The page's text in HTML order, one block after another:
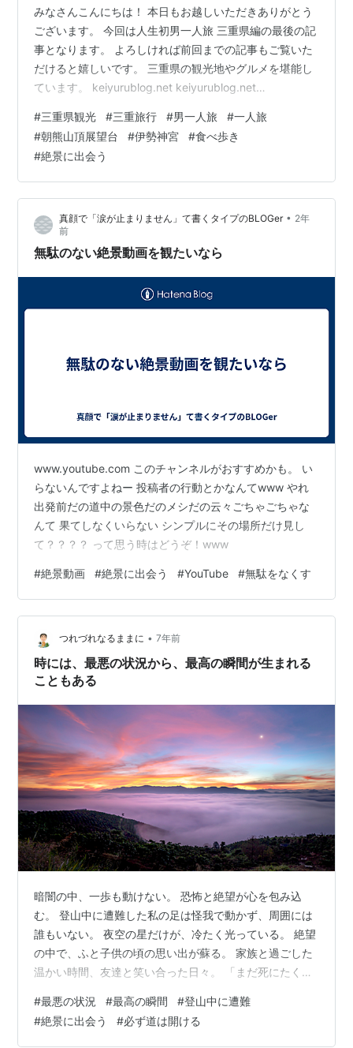
みなさんこんにちは！ 本日もお越しいただきありがとう
ございます。 今回は人生初男一人旅 三重県編の最後の記
事となります。 よろしければ前回までの記事もご覧いた
だけると嬉しいです。 三重県の観光地やグルメを堪能し
ています。 keiyurublog.net keiyurublog.net
に到着して、「へんば餅」を食べました。 今回は伊勢神
宮の参詣から初めていきます。 人生初の一人旅を最後の
最後まで堪能してきました。 ではでは、本日もどうぞお
付き合いください。 ＤＡＹ２ 14:00：伊勢神宮で参詣
15:00：おか…
#三重県観光 #三重旅行 #男一人旅 #一人旅
#朝熊山頂展望台 #伊勢神宮 #食べ歩き
#絶景に出会う
真顔で「涙が止まりません」て書くタイプのBLOGer • 2年
前
無駄のない絶景動画を観たいなら
www.youtube.com このチャンネルがおすすめかも。 い
らないんですよねー 投稿者の行動とかなんてwww やれ
出発前だの道中の景色だのメシだの云々ごちゃごちゃな
んて 果てしなくいらない シンプルにその場所だけ見し
て？？？？ って思う時はどうぞ！www
#絶景動画 #絶景に出会う #YouTube #無駄をなくす
つれづれなるままに • 7年前
時には、最悪の状況から、最高の瞬間が生まれる
こともある
暗闇の中、一歩も動けない。 恐怖と絶望が心を包み込
む。 登山中に遭難した私の足は怪我で動かず、周囲には
誰もいない。 夜空の星だけが、冷たく光っている。 絶望
の中で、ふと子供の頃の思い出が蘇る。 家族と過ごした
温かい時間、友達と笑い合った日々。 「まだ死にたくな
きる力をくれた。 這うようにして、わずかな光を目指し
て進む。 痛みと疲労で何度も倒れそうになったが、諦め
#最悪の状況 #最高の瞬間 #登山中に遭難
#絶景に出会う #必ず道は開ける